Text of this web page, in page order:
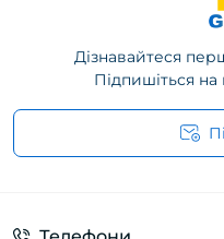
Дізнавайтеся
Підпишіться